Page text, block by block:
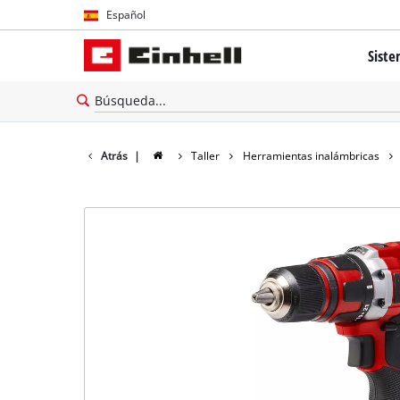
Español
Español
English El
cerca
Todos
Atrás | Taller Herramientas inalámbricas